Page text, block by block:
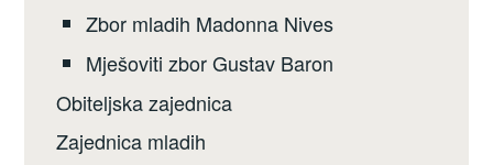
Zbor mladih Madonna Nives
Mješoviti zbor Gustav Baron
Obiteljska zajednica
Zajednica mladih